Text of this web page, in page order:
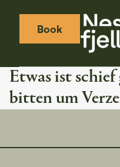
Book
Etwas ist
bitten um